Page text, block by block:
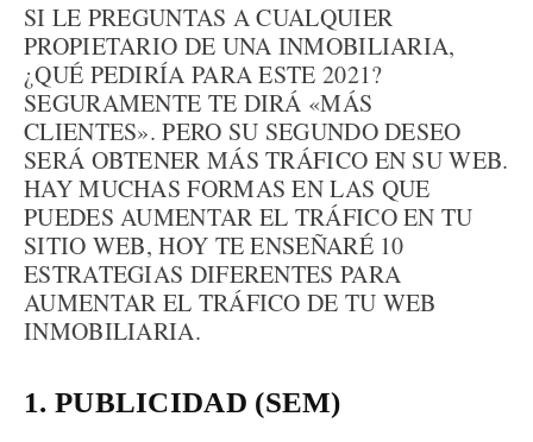
SI LE PREGUNTAS A CUALQUIER
PROPIETARIO DE UNA INMOBILIARIA,
¿QUÉ PEDIRÍA PARA ESTE 2021?
SEGURAMENTE TE DIRÁ «MÁS
CLIENTES». PERO SU SEGUNDO DESEO
SERÁ OBTENER MÁS TRÁFICO EN SU WEB.
HAY MUCHAS FORMAS EN LAS QUE
PUEDES AUMENTAR EL TRÁFICO EN TU
SITIO WEB, HOY TE ENSEÑARÉ 10
ESTRATEGIAS DIFERENTES PARA
AUMENTAR EL TRÁFICO DE TU WEB
INMOBILIARIA.
1. PUBLICIDAD (SEM)